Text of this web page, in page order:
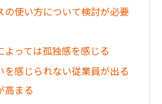
の使い方について検討が必要
よっては孤独感を感じる
を感じられない従業員が出る
高まる